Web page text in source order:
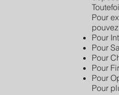
Pour
Pour
Pour
Pour
Pour
Pour
Pour